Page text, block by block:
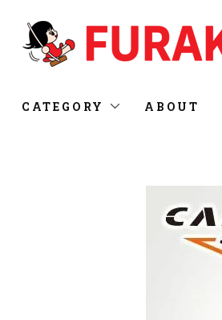
CATEGORY ABOUT